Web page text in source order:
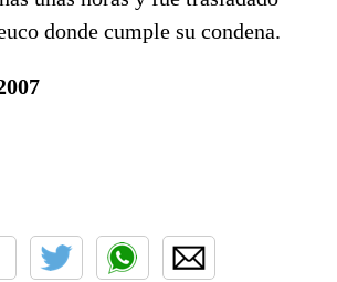
donde cumple su condena.